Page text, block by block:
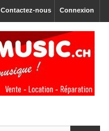
Connexion
Contactez-nous